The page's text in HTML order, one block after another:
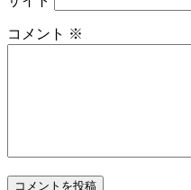
コメント ※